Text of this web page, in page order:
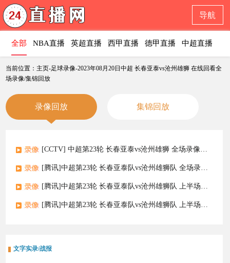
导航
全部 NBA直播 英超直播 西甲直播 德甲直播 中超直播
当前位置：主页-足球录像-2023年08月20日中超 长春亚泰vs沧州雄狮 在线回看全
场录像/集锦回放
录像回放 集锦回放
[CCTV] 中超第23轮 长春亚泰vs沧州雄狮 全场录像回放
[腾讯]中超第23轮 长春亚泰队vs沧州雄狮队 全场录像回放
[腾讯]中超第23轮 长春亚泰队vs沧州雄狮队 上半场录像
[腾讯]中超第23轮 长春亚泰队vs沧州雄狮队 上半场录像
文字实录/战报